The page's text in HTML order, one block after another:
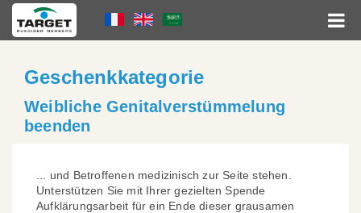
Skip
main
Language
Menu
Geschenkkategorie
Weibliche Genitalverstümmelung
beenden
... und Betroffenen medizinisch zur Seite stehen.
Unterstützen Sie mit Ihrer gezielten Spende
Aufklärungsarbeit für ein Ende dieser grausamen